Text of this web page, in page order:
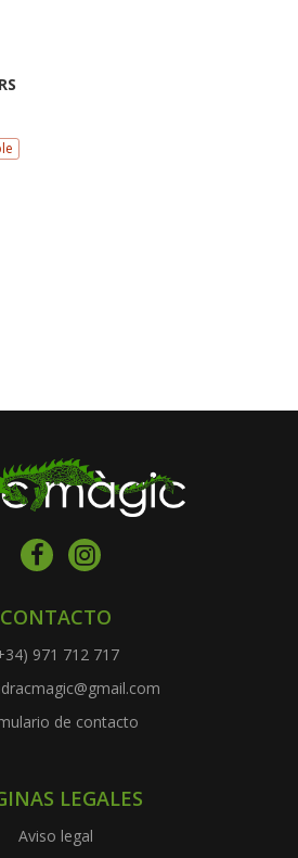
CONTACTO
971 712 717
de contacto
LEGALES
Aviso legal